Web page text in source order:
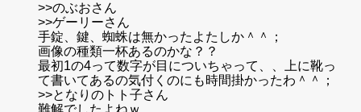
>>のぶおさん
>>ゲーリーさん
手錠、鍵、蜘蛛は無かったよたしか＾＾；
画像の種類一杯あるのかな？？
最初1の4って数字が目についちゃって、、上に靴っ
て書いてあるの気付くのにも時間掛かったわ＾＾；
>>となりのトト子さん
難解でしたよねｗ